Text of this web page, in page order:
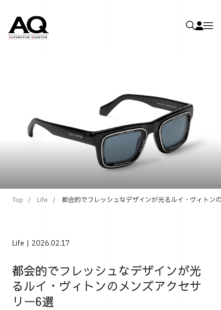
Top Life 都会的でフレッシュなデザインが光るルイ・ヴィトン
Life 2026.02.17
都会的でフレッシュなデザインが光
るルイ・ヴィトンのメンズアクセサ
リー6選